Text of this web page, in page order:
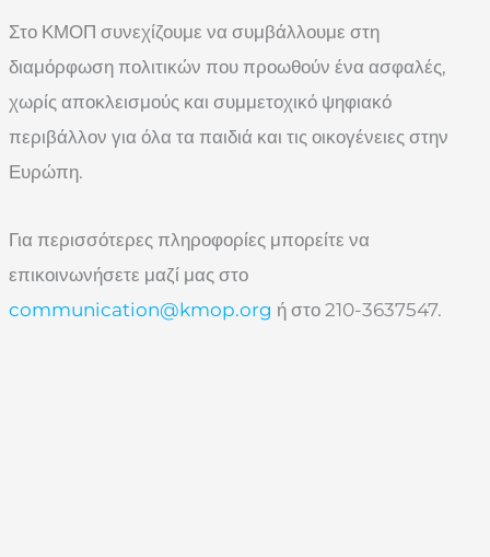
Στο ΚΜΟΠ συνεχίζουμε να συμβάλλουμε στη
διαμόρφωση πολιτικών που προωθούν ένα ασφαλές,
χωρίς αποκλεισμούς και συμμετοχικό ψηφιακό
περιβάλλον για όλα τα παιδιά και τις οικογένειες στην
Ευρώπη.
Για περισσότερες πληροφορίες μπορείτε να
επικοινωνήσετε μαζί μας στο
communication@kmop.org ή στο 210-3637547.